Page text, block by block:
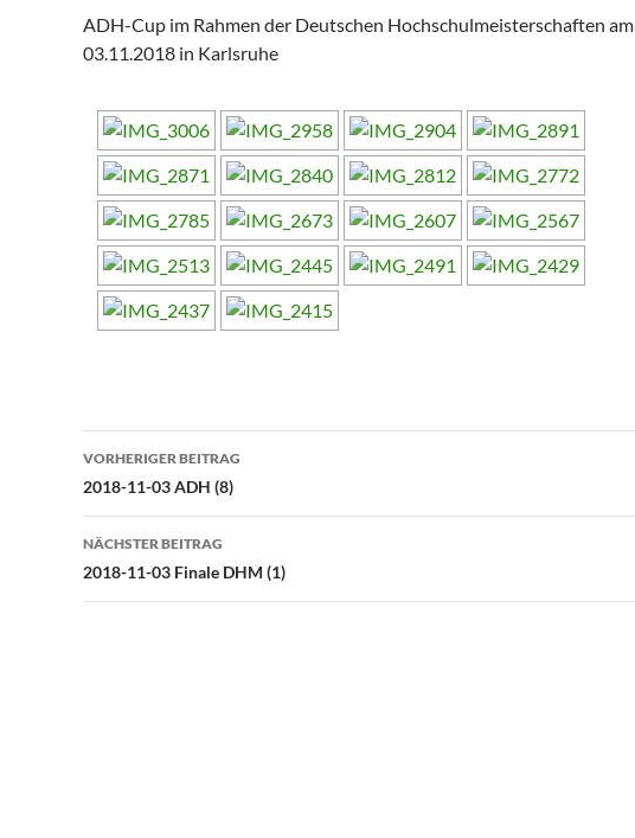
ADH-Cup im Rahmen der Deutschen Hochschulmeisterschaften am
03.11.2018 in Karlsruhe
Beitragsnavigation
VORHERIGER BEITRAG
2018-11-03 ADH (8)
NÄCHSTER BEITRAG
2018-11-03 Finale DHM (1)